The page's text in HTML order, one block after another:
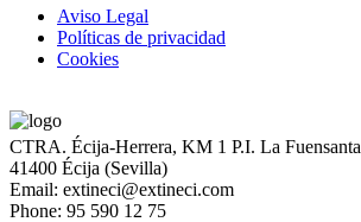
Aviso Legal
Políticas de privacidad
Cookies
CTRA. Écija-Herrera, KM 1 P.I. La Fuensanta
41400 Écija (Sevilla)
Email: extineci@extineci.com
Phone: 95 590 12 75